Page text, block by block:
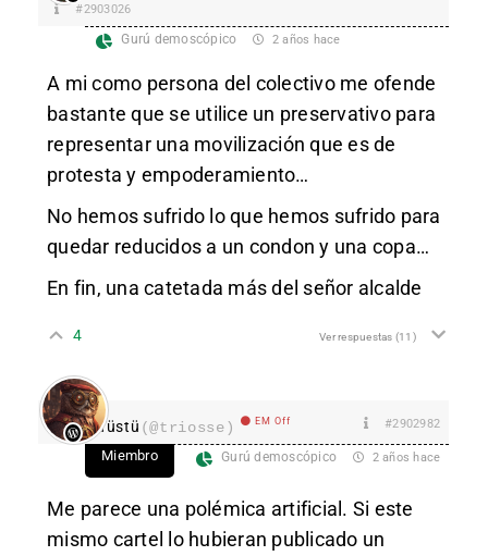
#2903026
Gurú demoscópico 2 años hace
A mi como persona del colectivo me ofende
bastante que se utilice un preservativo para
representar una movilización que es de
protesta y empoderamiento…
No hemos sufrido lo que hemos sufrido para
quedar reducidos a un condon y una copa…
En fin, una catetada más del señor alcalde
4 Ver respuestas (11)
Tüstü (@triosse) EM Off #2902982
Miembro Gurú demoscópico 2 años hace
Me parece una polémica artificial. Si este
mismo cartel lo hubieran publicado un